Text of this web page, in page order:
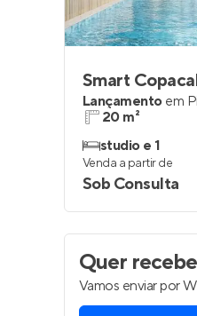
Smart
Lançamento em
20 m²
studio e 1
Venda a partir de
Sob Consulta
Quer
Vamos enviar por